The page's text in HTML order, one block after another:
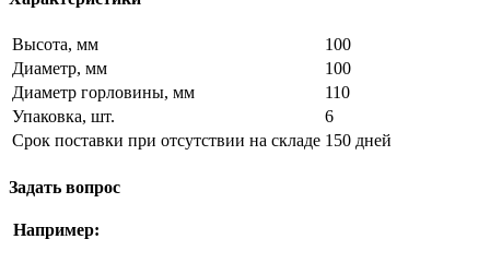
Высота, мм
100
Диаметр, мм
100
Диаметр горловины, мм
110
Упаковка, шт.
6
Срок поставки при отсутствии на складе 150 дней
Задать вопрос
Например: